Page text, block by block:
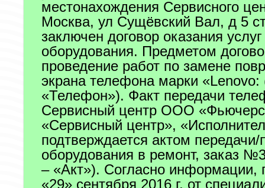
местонахождения Сервисного
Москва, ул Сущёвский Вал, д 5
заключен договор оказания
оборудования. Предметом
проведение работ по замене
экрана телефона марки «Lenovo:
«Телефон»). Факт передачи
Сервисный центр ООО
«Сервисный центр»,
подтверждается актом
оборудования в ремонт, заказ
– «Акт»). Согласно информации,
«29» сентября 2016 г. от